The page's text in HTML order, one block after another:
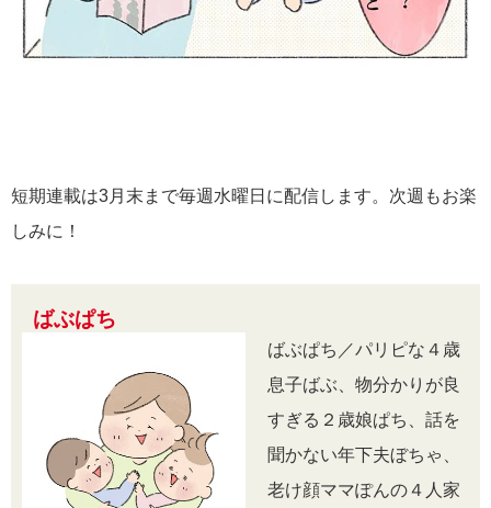
短期連載は3月末まで毎週水曜日に配信します。次週もお楽
しみに！
ばぶぱち
ばぶぱち／パリピな４歳
息子ばぶ、物分かりが良
すぎる２歳娘ぱち、話を
聞かない年下夫ぼちゃ、
老け顔ママぽんの４人家